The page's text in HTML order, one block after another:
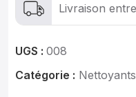
Livraison entre
UGS : 008
Catégorie :